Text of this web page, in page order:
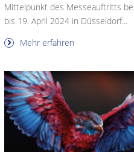
Mittelpunkt des Messeauftritts
bis 19. April 2024 in Düsseldorf...
Mehr erfahren